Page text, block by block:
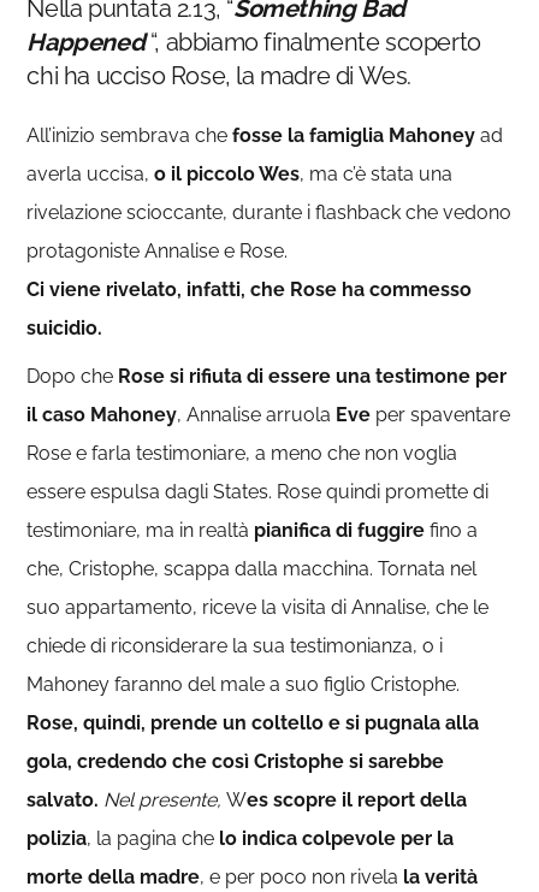
Nella puntata 2.13, “Something Bad
Happened“, abbiamo finalmente scoperto
chi ha ucciso Rose, la madre di Wes.
All’inizio sembrava chefosse la famiglia Mahoney ad
averla uccisa,o il piccolo Wes, ma c’è stata una
rivelazione scioccante, durante i flashback che vedono
protagoniste Annalise e Rose.
Ci viene rivelato, infatti, che Rose ha commesso
suicidio.
Dopo che Rose si rifiuta di essere una testimone per
il caso Mahoney, Annalise arruola Eve per spaventare
Rose e farla testimoniare, a meno che non voglia
essere espulsa dagli States. Rose quindi promette di
testimoniare, ma in realtà pianifica di fuggire fino a
che, Cristophe, scappa dalla macchina. Tornata nel
suo appartamento, riceve la visita di Annalise, che le
chiede di riconsiderare la sua testimonianza, o i
Mahoney faranno del male a suo figlio Cristophe.
Rose, quindi, prende un coltello e si pugnala alla
gola, credendo che così Cristophe si sarebbe
salvato. Nel presente,Wes scopre il report della
polizia, la pagina che lo indica colpevole per la
morte della madre, e per poco non rivela la verità